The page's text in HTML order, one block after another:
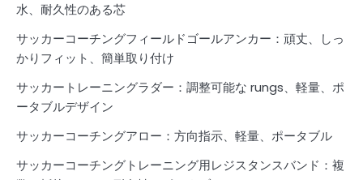
水、耐久性のある芯
サッカーコーチングフィールドゴールアンカー：頑丈、しっ
かりフィット、簡単取り付け
サッカートレーニングラダー：調整可能な rungs、軽量、ポ
ータブルデザイン
サッカーコーチングアロー：方向指示、軽量、ポータブル
サッカーコーチングトレーニング用レジスタンスバンド：複